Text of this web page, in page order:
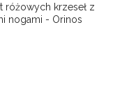
różowych krzeseł z
nogami - Orinos